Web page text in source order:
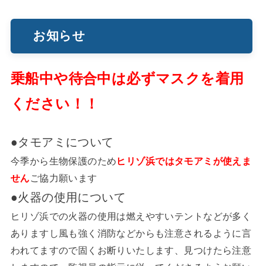
お知らせ
乗船中や待合中は必ずマスクを着用
ください！！
●タモアミについて
今季から生物保護のため ヒリゾ浜ではタモアミが使えま
せんご協力願います
●火器の使用について
ヒリゾ浜での火器の使用は燃えやすいテントなどが多く
ありますし風も強く消防などからも注意されるように言
われてますので固くお断りいたします、見つけたら注意